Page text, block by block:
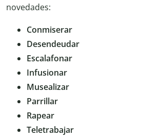
novedades:
Conmiserar
Desendeudar
Escalafonar
Infusionar
Musealizar
Parrillar
Rapear
Teletrabajar